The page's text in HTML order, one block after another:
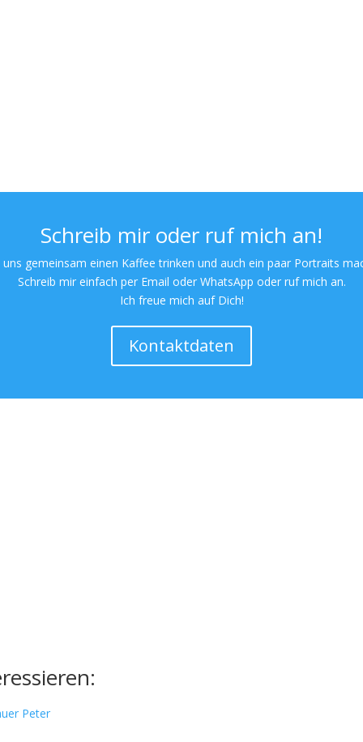
Schreib mir oder ruf mich an!
uns gemeinsam einen Kaffee trinken und auch ein paar Portraits
Schreib mir einfach per Email oder WhatsApp oder ruf mich an.
Ich freue mich auf Dich!
Kontaktdaten